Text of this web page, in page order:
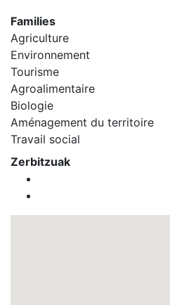
Families
Agriculture
Environnement
Tourisme
Agroalimentaire
Biologie
Aménagement du territoire
Travail social
Zerbitzuak